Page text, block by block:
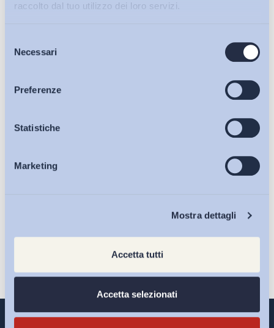
raccolto dal tuo utilizzo dei loro servizi.
delNecessari
Preferenze
Statistiche
Marketing
Mostra dettagli
Accetta tutti
Accetta selezionati
Bollettini ADAPT
Articoli
Osservatori
Eventi
Ho letto e Accetto il trattamento dei dati personali descritti